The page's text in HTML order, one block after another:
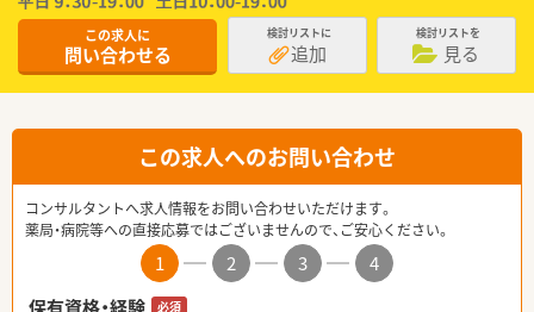
この求人に
問い合わせる
検討リストに
追加
検討リストを
見る
この求人へのお問い合わせ
コンサルタントへ求人情報をお問い合わせいただけます。
薬局・病院等への直接応募ではございませんので、ご安心ください。
1 2 3
4
必須